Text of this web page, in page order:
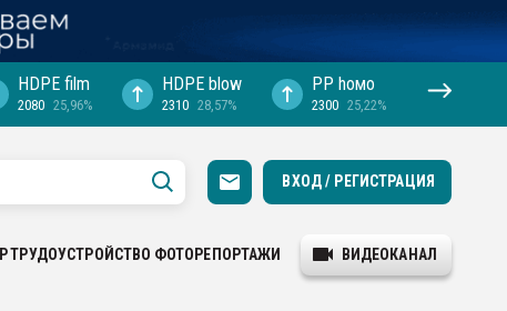
HDPE film
2080 25,96%
HDPE blow
2310 28,57%
PP hомо
2300 25,22%
ВХОД / РЕГИСТРАЦИЯ
ТРУДОУСТРОЙСТВО ФОТОРЕПОРТАЖИ ВИДЕОКАНАЛ